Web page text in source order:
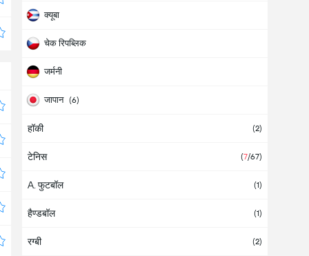
क्यूबा
चेक रिपब्लिक
जर्मनी
जापान (6)
डोमिनिकन रिपब्लिक
निकारागुआ
नॉर्थ अमेरिका
प्यूर्टो रिको
हॉकी (2)
टेनिस (7/67)
A. फुटबॉल (1)
हैण्डबॉल (1)
रग्बी (2)